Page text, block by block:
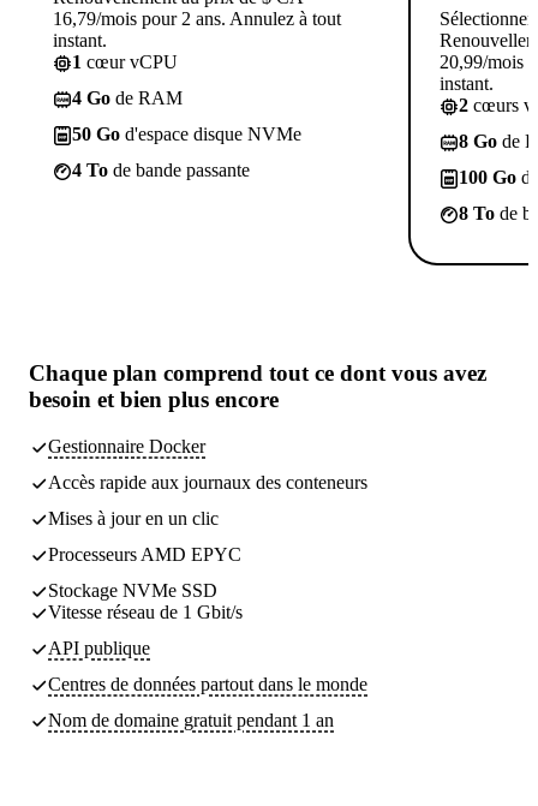
16,79/mois pour 2 ans. Annulez à tout
instant.
1 cœur vCPU
4 Go de RAM
50 Go d'espace disque NVMe
4 To de bande passante
Sélectionner
20,99/mois
instant.
2 cœurs
8 Go de
100 Go
8 To de
Chaque plan comprend tout ce dont vous avez
besoin et bien plus encore
Gestionnaire Docker
Accès rapide aux journaux des conteneurs
Mises à jour en un clic
Processeurs AMD EPYC
Stockage NVMe SSD
Vitesse réseau de 1 Gbit/s
API publique
Centres de données partout dans le monde
Nom de domaine gratuit pendant 1 an